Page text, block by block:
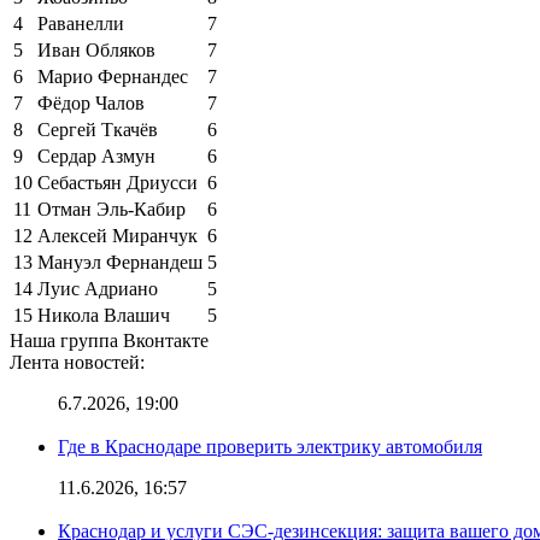
4
Раванелли
7
5
Иван Обляков
7
6
Марио Фернандес
7
7
Фёдор Чалов
7
8
Сергей Ткачёв
6
9
Сердар Азмун
6
10 Себастьян Дриусси 6
11 Отман Эль-Кабир
6
12 Алексей Миранчук 6
13 Мануэл Фернандеш 5
14 Луис Адриано
5
15 Никола Влашич
5
Наша группа Вконтакте
Лента новостей:
6.7.2026, 19:00
Где в Краснодаре проверить электрику автомобиля
11.6.2026, 16:57
Краснодар и услуги СЭС-дезинсекция: защита вашего